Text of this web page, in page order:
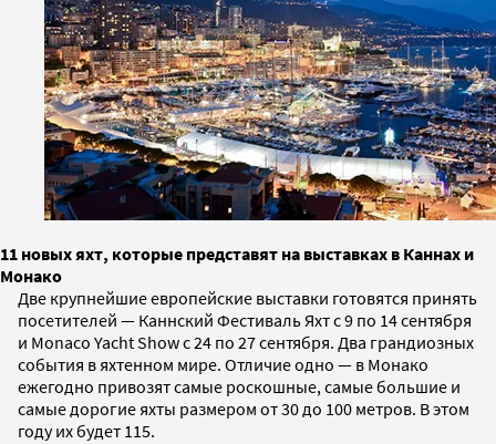
11 новых яхт, которые представят на выставках в Каннах и
Монако
Две крупнейшие европейские выставки готовятся принять
посетителей — Каннский Фестиваль Яхт с 9 по 14 сентября
и Monaco Yacht Show с 24 по 27 сентября. Два грандиозных
события в яхтенном мире. Отличие одно — в Монако
ежегодно привозят самые роскошные, самые большие и
самые дорогие яхты размером от 30 до 100 метров. В этом
году их будет 115.